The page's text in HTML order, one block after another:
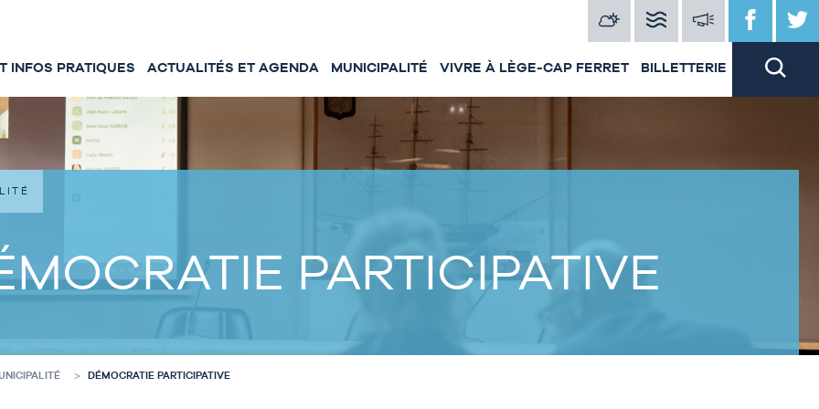
INFOS PRATIQUES ACTUALITÉS ET AGENDA MUNICIPALITÉ VIVRE À LÈGE-CAP FERRET BILLETTERIE
PARTICIPATIVE
DÉMOCRATIE PARTICIPATIVE